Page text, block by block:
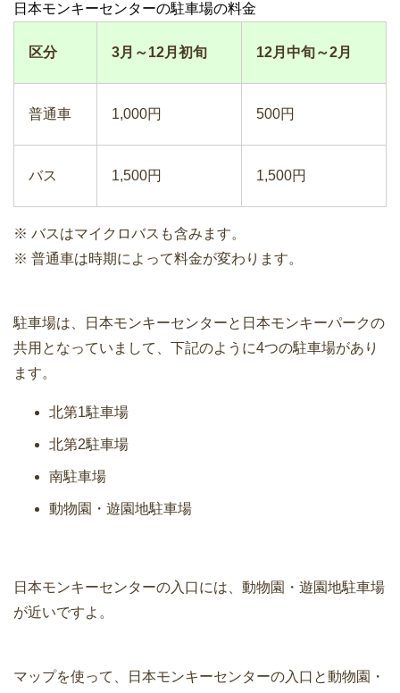
日本モンキーセンターの駐車場の料金
区分 3月～12月初旬 12月中旬～2月
普通車 1,000円 500円
バス 1,500円 1,500円
※ バスはマイクロバスも含みます。
※ 普通車は時期によって料金が変わります。
駐車場は、日本モンキーセンターと日本モンキーパークの
共用となっていまして、下記のように4つの駐車場があり
ます。
北第1駐車場
北第2駐車場
南駐車場
動物園・遊園地駐車場
日本モンキーセンターの入口には、動物園・遊園地駐車場
が近いですよ。
マップを使って、日本モンキーセンターの入口と動物園・